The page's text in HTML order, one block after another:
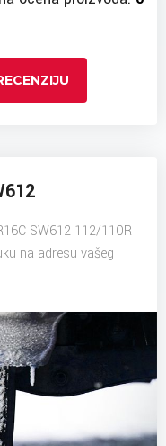
SW612 112/110R
na adresu vašeg